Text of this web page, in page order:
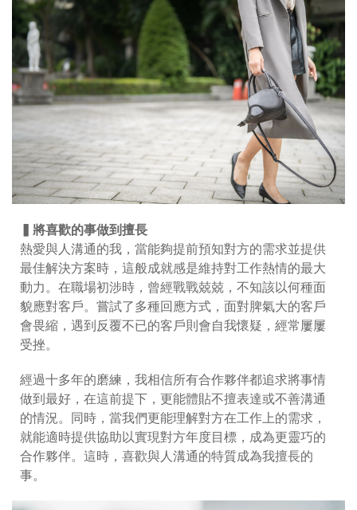
▍將喜歡的事做到擅長
熱愛與人溝通的我，當能夠提前預知對方的需求並提供
最佳解決方案時，這般成就感是維持對工作熱情的最大
動力。在職場初涉時，曾經戰戰兢兢，不知該以何種面
貌應對客戶。嘗試了多種回應方式，面對脾氣大的客戶
會畏縮，遇到反覆不已的客戶則會自我懷疑，經常屢屢
受挫。
經過十多年的磨練，我相信所有合作夥伴都追求將事情
做到最好，在這前提下，更能體貼不擅表達或不善溝通
的情況。同時，當我們更能理解對方在工作上的需求，
就能適時提供協助以實現對方年度目標，成為更靈巧的
合作夥伴。這時，喜歡與人溝通的特質成為我擅長的
事。